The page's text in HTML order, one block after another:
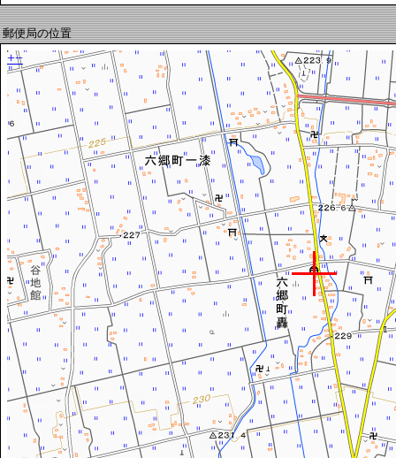
郵便局の位置